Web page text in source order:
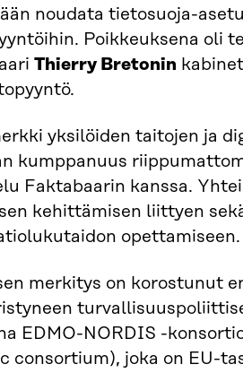
noudata tietosuoja-
Poikkeuksena oli
Thierry Bretonin
yksilöiden taitojen ja
kumppanuus
Faktabaarin kanssa.
kehittämisen liittyen
opettamiseen.
merkitys on korostunut
EDMO-NORDIS -
consortium), joka on EU-